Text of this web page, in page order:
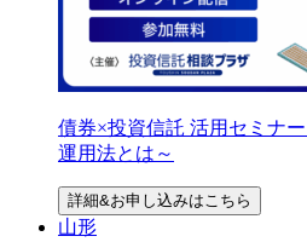
債券×投資信託 活用セミナ
運用法とは～
詳細&お申し込みはこちら
山形